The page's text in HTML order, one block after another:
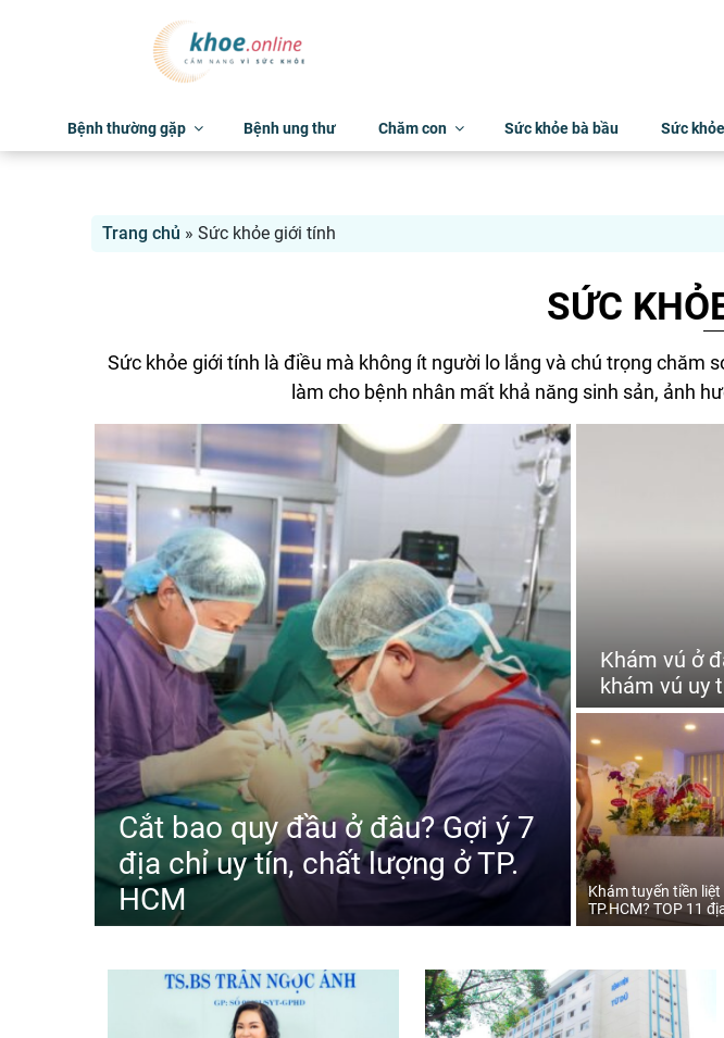
Bệnh thường gặp Bệnh ung thư Chăm con Sức khỏe bà bầu Sức
Trang chủ » Sức khỏe giới tính
SỨC
Sức khỏe giới tính là điều mà không ít người lo lắng và chú trọng chăm
làm cho bệnh nhân mất khả năng sinh sản, ảnh
Cắt bao quy đầu ở đâu? Gợi ý 7
địa chỉ uy tín, chất lượng ở TP.
HCM
Khám vú ở
khám vú uy
Khám tuyến tiền liệt
TP.HCM? TOP 11